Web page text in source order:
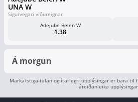
UNA W
Sigurvegari viðureignar
Adejube Belen W
1.38
Á morgun
Marka/stiga-talan og ítarlegri upplýsingar er bara til
áreiðanleika